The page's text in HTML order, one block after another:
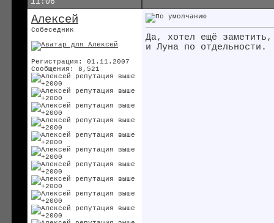
Алексей
Собеседник
Регистрация: 01.11.2007
Сообщения: 8,521
Да, хотел ещё заметить,
и Луна по отдельности.